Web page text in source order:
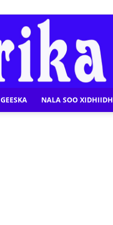
NALA SOO XIDHIIDH